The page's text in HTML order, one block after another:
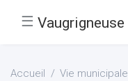
☰ Vaugrigneuse
Accueil Vie municipale